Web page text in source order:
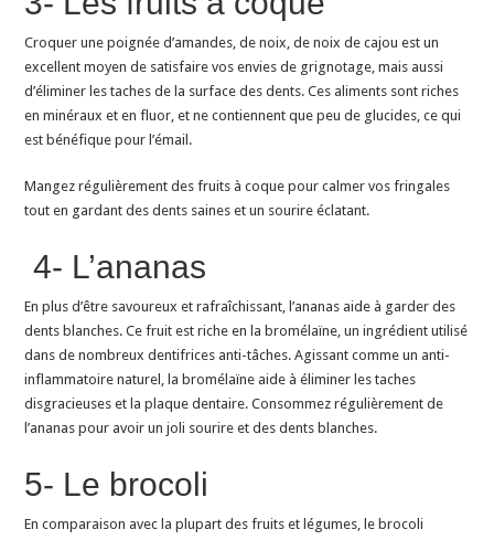
Croquer une poignée d’amandes, de noix, de noix de cajou est un
excellent moyen de satisfaire vos envies de grignotage, mais aussi
d’éliminer les taches de la surface des dents. Ces aliments sont riches
en minéraux et en fluor, et ne contiennent que peu de glucides, ce qui
est bénéfique pour l’émail.
Mangez régulièrement des fruits à coque pour calmer vos fringales
tout en gardant des dents saines et un sourire éclatant.
4- L’ananas
En plus d’être savoureux et rafraîchissant, l’ananas aide à garder des
dents blanches. Ce fruit est riche en la bromélaïne, un ingrédient utilisé
dans de nombreux dentifrices anti-tâches. Agissant comme un anti-
inflammatoire naturel, la bromélaïne aide à éliminer les taches
disgracieuses et la plaque dentaire. Consommez régulièrement de
l’ananas pour avoir un joli sourire et des dents blanches.
5- Le brocoli
En comparaison avec la plupart des fruits et légumes, le brocoli